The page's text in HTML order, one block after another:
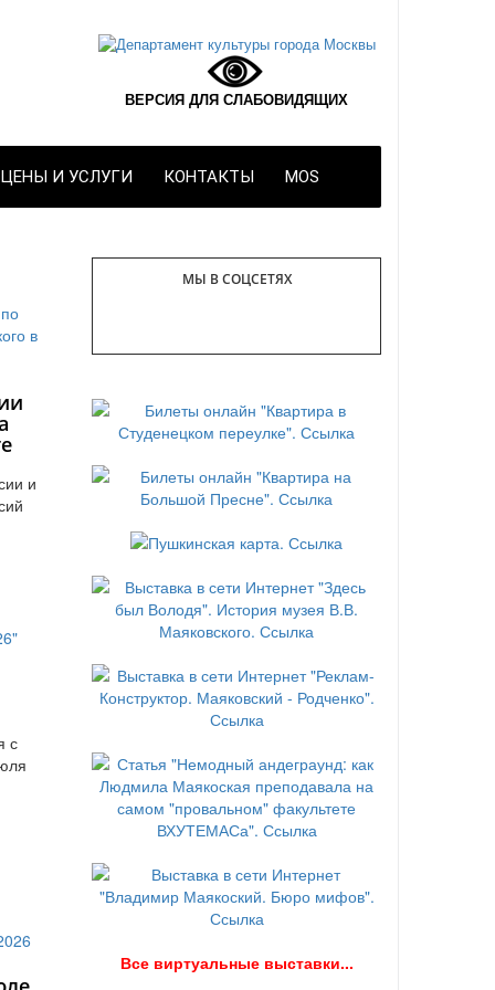
ВЕРСИЯ ДЛЯ СЛАБОВИДЯЩИХ
ЦЕНЫ И УСЛУГИ КОНТАКТЫ MOS
и
с
МЫ В СОЦСЕТЯХ
Все виртуальные выставки...